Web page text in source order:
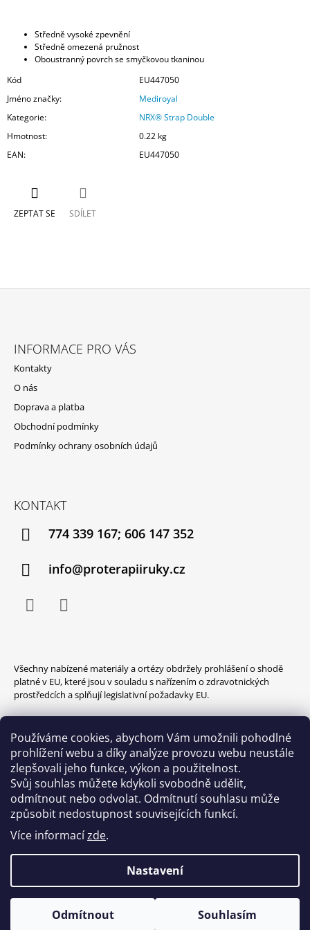
Používáme cookies, abychom Vám umožnili pohodlné
prohlížení webu a díky analýze provozu webu neustále
zlepšovali jeho funkce, výkon a použitelnost.
Svůj souhlas můžete kdykoli svobodně udělit,
odmítnout nebo odvolat. Odmítnutí souhlasu může
způsobit nedostupnost souvisejících funkcí.
Více informacízde.
Nastavení
Odmítnout Souhlasím
Aktuálně jsou objednávky expedovány do 1 týdne od objednání.
Středně vysoké zpevnění
Středně omezená pružnost
Oboustranný povrch se smyčkovou tkaninou
Kód
EU447050
Jméno značky:
Mediroyal
Kategorie:
NRX® Strap Double
Hmotnost:
0.22 kg
EAN: EU447050
ZEPTAT SE SDÍLET
INFORMACE PRO VÁS
Kontakty
O nás
Doprava a platba
Obchodní podmínky
Podmínky ochrany osobních údajů
KONTAKT
774 339 167; 606 147 352
info@proterapiiruky.cz
Všechny nabízené materiály a ortézy obdržely prohlášení o shodě
platné v EU, které jsou v souladu s nařízením o zdravotnických
prostředcích a splňují legislativní požadavky EU.
© 2026 PRO Terapii Ruky. Všechna práva
vyhrazena.Upravit nastavení cookies